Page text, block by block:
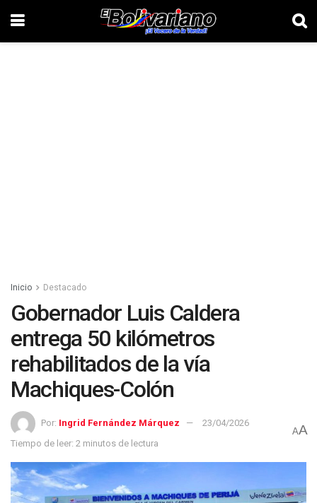
Inicio Destacado
Gobernador Luis Caldera
entrega 50 kilómetros
rehabilitados de la vía
Machiques-Colón
Por: Ingrid Fernández Márquez
23/04/2026
Tiempo de leer: 2 minutos de lectura
AA